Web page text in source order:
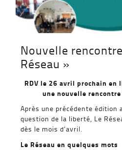
Nouvelle
Réseau »
RDV le 26 avril prochain en
une nouvelle rencontre
Après une précédente édition
question de la liberté, Le
dès le mois d’avril.
Le Réseau en quelques mots